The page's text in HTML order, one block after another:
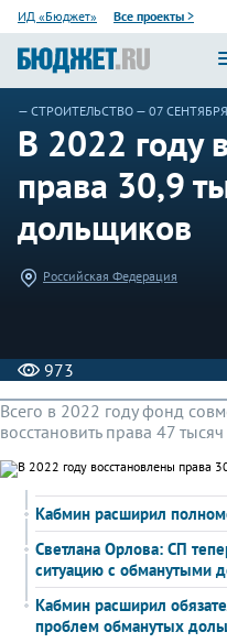
ИД «Бюджет» Все проекты >
— СТРОИТЕЛЬСТВО — 07
В 2022 году
права 30,9
дольщиков
Российская Федерация
973
Всего в 2022 году фонд
восстановить права 47
Кабмин расширил
Светлана Орлова: СП
ситуацию с обманутыми
Кабмин расширил
проблем обманутых